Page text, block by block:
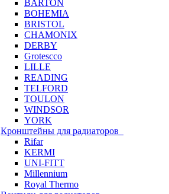
BARTON
BOHEMIA
BRISTOL
CHAMONIX
DERBY
Grotescco
LILLE
READING
TELFORD
TOULON
WINDSOR
YORK
Кронштейны для радиаторов
Rifar
KERMI
UNI-FITT
Millennium
Royal Thermo